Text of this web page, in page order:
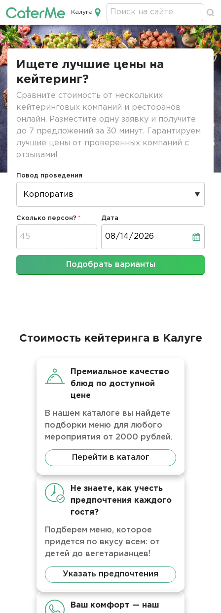
Кейтеринг в Калуге
Калуга
Строка
Ищете лучшие цены на
кейтеринг?
Сравните стоимость от нескольких
кейтеринговых компаний и ресторанов
онлайн. Разместите одну заявку и получите
до 7 предложений за 30 минут. Гарантируем
лучшие цены от проверенных компаний с
отзывами!
Повод проведения
Сколько персон? Дата
Подобрать варианты
Стоимость кейтеринга в Калуге
Премиальное качество
блюд по доступной
цене
В нашем каталоге вы найдете
подборки меню для любого
мероприятия от 2000 рублей.
Перейти в каталог
Не знаете, как учесть
предпочтения каждого
гостя?
Подберем меню, которое
придется по вкусу всем: от
детей до вегетарианцев!
Указать предпочтения
Ваш комфорт — наш